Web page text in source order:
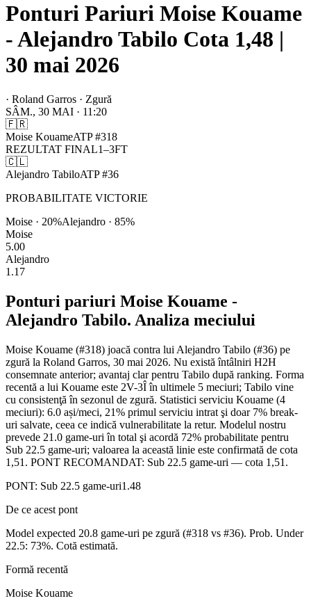
Ponturi Pariuri Moise Kouame
- Alejandro Tabilo Cota 1,48 |
30 mai 2026
· Roland Garros · Zgură
SÂM., 30 MAI · 11:20
🇫🇷
Moise KouameATP#318
REZULTAT FINAL1–3FT
🇨🇱
Alejandro TabiloATP#36
PROBABILITATE VICTORIE
Moise · 20%Alejandro · 85%
Moise
5.00
Alejandro
1.17
Ponturi pariuri Moise Kouame -
Alejandro Tabilo. Analiza meciului
Moise Kouame (#318) joacă contra lui Alejandro Tabilo (#36) pe
zgură la Roland Garros, 30 mai 2026. Nu există întâlniri H2H
consemnate anterior; avantaj clar pentru Tabilo după ranking. Forma
recentă a lui Kouame este 2V-3Î în ultimele 5 meciuri; Tabilo vine
cu consistenţă în sezonul de zgură. Statistici serviciu Kouame (4
meciuri): 6.0 ași/meci, 21% primul serviciu intrat şi doar 7% break-
uri salvate, ceea ce indică vulnerabilitate la retur. Modelul nostru
prevede 21.0 game-uri în total şi acordă 72% probabilitate pentru
Sub 22.5 game-uri; valoarea la această linie este confirmată de cota
1,51. PONT RECOMANDAT: Sub 22.5 game-uri — cota 1,51.
PONT: Sub 22.5 game-uri1.48
De ce acest pont
Model expected 20.8 game-uri pe zgură (#318 vs #36). Prob. Under
22.5: 73%. Cotă estimată.
Formă recentă
Moise Kouame